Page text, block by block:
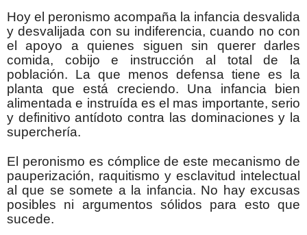
Hoy el peronismo acompaña la infancia desvalida
y desvalijada con su indiferencia, cuando no con
el apoyo a quienes siguen sin querer darles
comida, cobijo e instrucción al total de la
población. La que menos defensa tiene es la
planta que está creciendo. Una infancia bien
alimentada e instruída es el mas importante, serio
y definitivo antídoto contra las dominaciones y la
superchería.
El peronismo es cómplice de este mecanismo de
pauperización, raquitismo y esclavitud intelectual
al que se somete a la infancia. No hay excusas
posibles ni argumentos sólidos para esto que
sucede.